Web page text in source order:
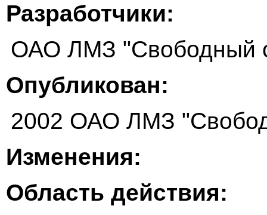
Разработчики:
ОАО ЛМЗ "Свободный
Опубликован:
2002 ОАО ЛМЗ
Изменения:
Область действия: